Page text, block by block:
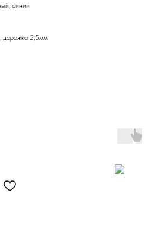
синий
дорожка 2,5мм